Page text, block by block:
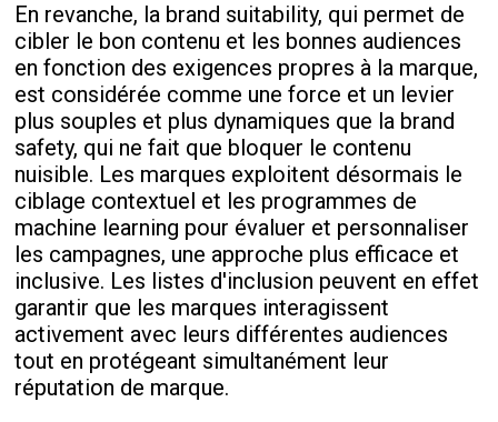
En revanche, la brand suitability, qui permet de
cibler le bon contenu et les bonnes audiences
en fonction des exigences propres à la marque,
est considérée comme une force et un levier
plus souples et plus dynamiques que la brand
safety, qui ne fait que bloquer le contenu
nuisible. Les marques exploitent désormais le
ciblage contextuel et les programmes de
machine learning pour évaluer et personnaliser
les campagnes, une approche plus efficace et
inclusive. Les listes d'inclusion peuvent en effet
garantir que les marques interagissent
activement avec leurs différentes audiences
tout en protégeant simultanément leur
réputation de marque.